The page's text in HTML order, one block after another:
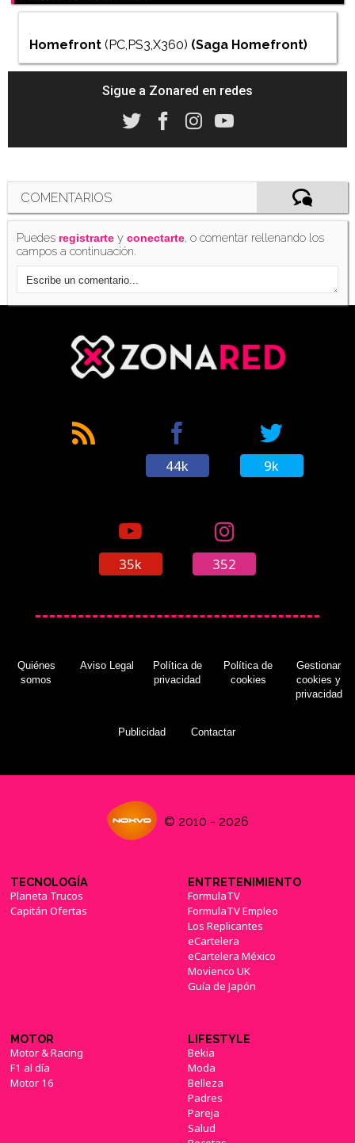
Homefront (PC,PS3,X360) (Saga Homefront)
Sigue a Zonared en redes
COMENTARIOS
Puedes registrarte yconectarte, o comentar rellenando los
campos a continuación.
44k 9k
35k 352
Quiénes
somos
Aviso Legal
Política de
privacidad
Política de
cookies
Gestionar
cookies y
privacidad
Publicidad Contactar
© 2010 - 2026
TECNOLOGÍA
Planeta Trucos
Capitán Ofertas
ENTRETENIMIENTO
FormulaTV
FormulaTV Empleo
Los Replicantes
eCartelera
eCartelera México
Movienco UK
Guía de Japón
MOTOR
Motor & Racing
F1 al día
Motor 16
LIFESTYLE
Bekia
Moda
Belleza
Padres
Pareja
Salud